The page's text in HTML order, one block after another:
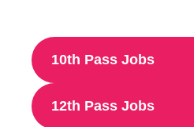
10th Pass Jobs
12th Pass Jobs